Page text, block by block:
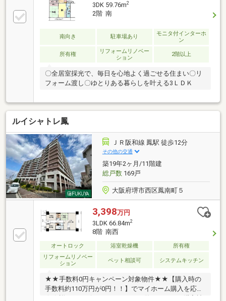
3DK 59.76m2
2階 南
南向き 駐車場あり
モニタ付インターホ
ン
所有権
リフォームリノベー
ション
2階以上
〇全居室採光で、毎日を心地よく過ごせる住まい〇リ
フォーム渡し〇ゆとりある暮らしを叶える3ＬＤＫ
ルイシャトレ鳳
ＪＲ阪和線 鳳駅 徒歩12分
その他の交通
築19年2ヶ月/11階建
総戸数169戸
大阪府堺市西区鳳南町５
3,398万円
3LDK 66.84m2
8階 南西
オートロック 浴室乾燥機
所有権
リフォームリノベー
ション
ペット相談可 システムキッチン
★★手数料0円キャンペーン対象物件★★【購入時の
手数料約110万円が0円！！】でマイホーム購入を応援